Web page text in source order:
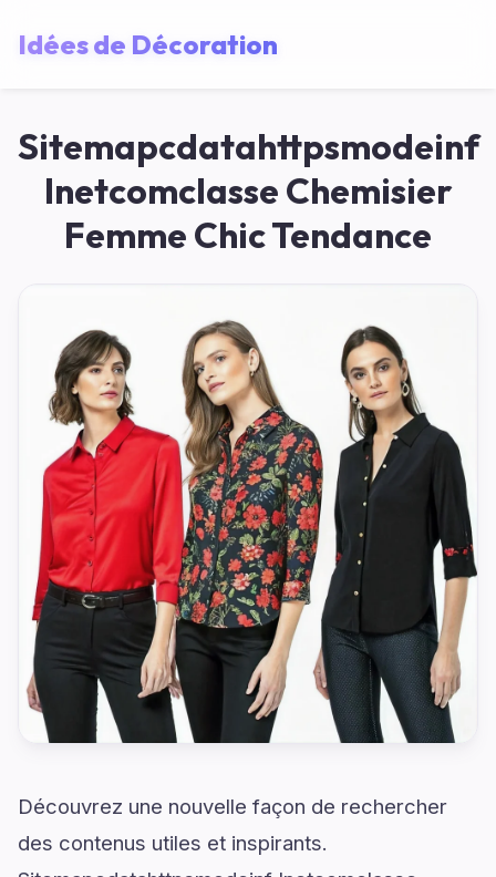
Idées de Décoration
Sitemapcdatahttpsmodeinf
Inetcomclasse Chemisier
Femme Chic Tendance
Découvrez une nouvelle façon de rechercher
des contenus utiles et inspirants.